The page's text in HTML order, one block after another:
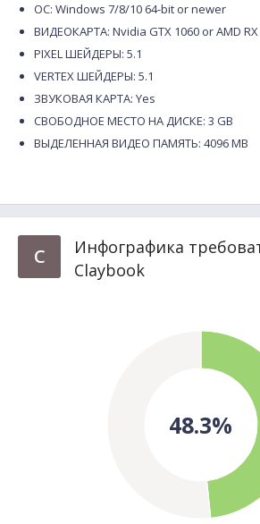
ОС: Windows 7/8/10 64-bit or newer
ВИДЕОКАРТА: Nvidia GTX 1060 or AMD
PIXEL ШЕЙДЕРЫ: 5.1
VERTEX ШЕЙДЕРЫ: 5.1
ЗВУКОВАЯ КАРТА: Yes
СВОБОДНОЕ МЕСТО НА ДИСКЕ: 3 GB
ВЫДЕЛЕННАЯ ВИДЕО ПАМЯТЬ: 4096 MB
C
Инфографика
Claybook
48.3%